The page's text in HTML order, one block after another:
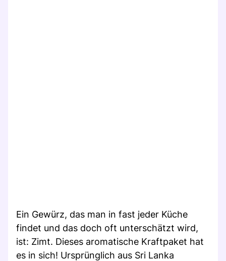
Ein Gewürz, das man in fast jeder Küche
findet und das doch oft unterschätzt wird,
ist: Zimt. Dieses aromatische Kraftpaket hat
es in sich! Ursprünglich aus Sri Lanka